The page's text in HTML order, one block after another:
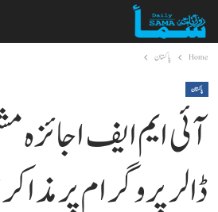
Home پاکستان
پاکستان
ڈالر پروگرام پر